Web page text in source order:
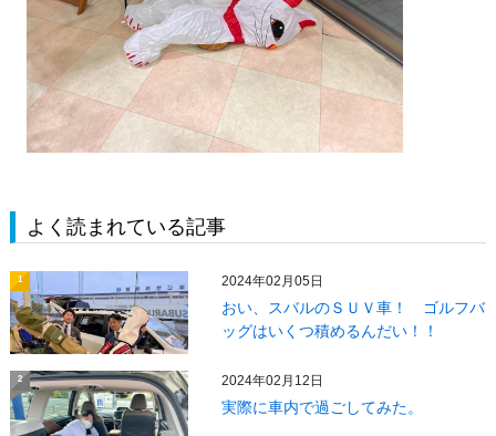
よく読まれている記事
1 2024年02月05日
おい、スバルのＳＵＶ車！ ゴルフバ
ッグはいくつ積めるんだい！！
2 2024年02月12日
実際に車内で過ごしてみた。